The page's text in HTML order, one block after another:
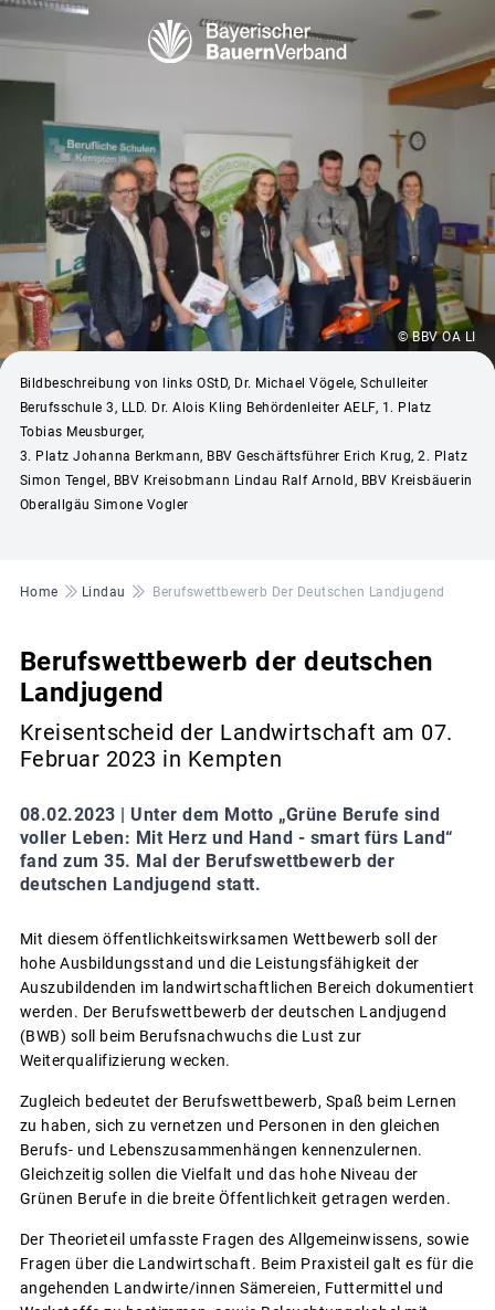
© BBV OA LI
Bildbeschreibung von links OStD, Dr. Michael Vögele, Schulleiter
Berufsschule 3, LLD. Dr. Alois Kling Behördenleiter AELF, 1. Platz
Tobias Meusburger,
3. Platz Johanna Berkmann, BBV Geschäftsführer Erich Krug, 2. Platz
Simon Tengel, BBV Kreisobmann Lindau Ralf Arnold, BBV Kreisbäuerin
Oberallgäu Simone Vogler
Pfadnavigation
Home Lindau Berufswettbewerb Der Deutschen Landjugend
Berufswettbewerb der deutschen
Landjugend
Kreisentscheid der Landwirtschaft am 07.
Februar 2023 in Kempten
08.02.2023 | Unter dem Motto „Grüne Berufe sind
voller Leben: Mit Herz und Hand - smart fürs Land“
fand zum 35. Mal der Berufswettbewerb der
deutschen Landjugend statt.
Mit diesem öffentlichkeitswirksamen Wettbewerb soll der
hohe Ausbildungsstand und die Leistungsfähigkeit der
Auszubildenden im landwirtschaftlichen Bereich dokumentiert
werden. Der Berufswettbewerb der deutschen Landjugend
(BWB) soll beim Berufsnachwuchs die Lust zur
Weiterqualifizierung wecken.
Zugleich bedeutet der Berufswettbewerb, Spaß beim Lernen
zu haben, sich zu vernetzen und Personen in den gleichen
Berufs- und Lebenszusammenhängen kennenzulernen.
Gleichzeitig sollen die Vielfalt und das hohe Niveau der
Grünen Berufe in die breite Öffentlichkeit getragen werden.
Der Theorieteil umfasste Fragen des Allgemeinwissens, sowie
Fragen über die Landwirtschaft. Beim Praxisteil galt es für die
angehenden Landwirte/innen Sämereien, Futtermittel und